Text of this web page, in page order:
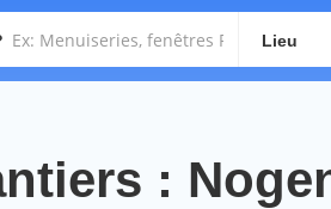
Lieu
: